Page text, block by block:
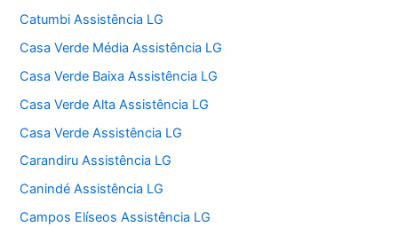
Catumbi Assistência LG
Casa Verde Média Assistência LG
Casa Verde Baixa Assistência LG
Casa Verde Alta Assistência LG
Casa Verde Assistência LG
Carandiru Assistência LG
Canindé Assistência LG
Campos Elíseos Assistência LG